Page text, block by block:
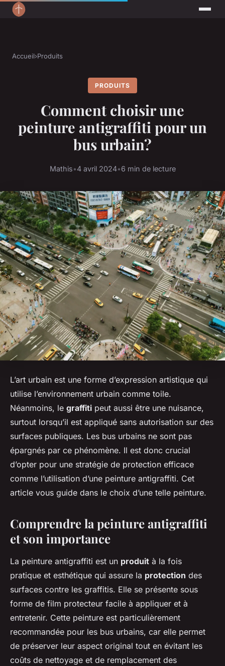
Accueil›Produits
PRODUITS
Comment choisir une
peinture antigraffiti pour un
bus urbain?
Mathis•4 avril 2024•6 min de lecture
L’art urbain est une forme d’expression artistique qui
utilise l’environnement urbain comme toile.
Néanmoins, le graffiti peut aussi être une nuisance,
surtout lorsqu’il est appliqué sans autorisation sur des
surfaces publiques. Les bus urbains ne sont pas
épargnés par ce phénomène. Il est donc crucial
d’opter pour une stratégie de protection efficace
comme l’utilisation d’une peinture antigraffiti. Cet
article vous guide dans le choix d’une telle peinture.
Comprendre la peinture antigraffiti
et son importance
La peinture antigraffiti est un produit à la fois
pratique et esthétique qui assure la protection des
surfaces contre les graffitis. Elle se présente sous
forme de film protecteur facile à appliquer et à
entretenir. Cette peinture est particulièrement
recommandée pour les bus urbains, car elle permet
de préserver leur aspect original tout en évitant les
coûts de nettoyage et de remplacement des